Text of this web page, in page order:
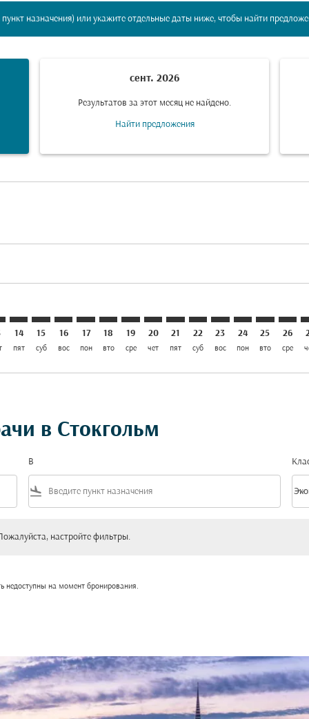
назначения) или укажите отдельные даты ниже, чтобы найти
сент. 2026
Результатов за этот месяц не найдено.
Найти предложения
14
пят
15
суб
16
вос
17
пон
18
вто
KHI–STO: cmp-view-offers-
19
сре
KHI–STO: cmp-view-offers-
20
чет
KHI–STO: cmp-view-
21
пят
KHI–STO: cmp-view-
22
суб
KHI–STO: cmp-
23
вос
KHI–STO:
24
пон
25
вто
26
сре
в Стокгольм
В
flight_land keyboard_arrow_down
настройте фильтры.
недоступны на момент бронирования.